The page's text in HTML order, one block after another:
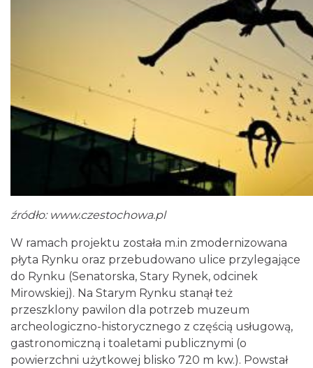
źródło: www.czestochowa.pl
W ramach projektu została m.in zmodernizowana
płyta Rynku oraz przebudowano ulice przylegające
do Rynku (Senatorska, Stary Rynek, odcinek
Mirowskiej). Na Starym Rynku stanął też
przeszklony pawilon dla potrzeb muzeum
archeologiczno-historycznego z częścią usługową,
gastronomiczną i toaletami publicznymi (o
powierzchni użytkowej blisko 720 m kw.). Powstał